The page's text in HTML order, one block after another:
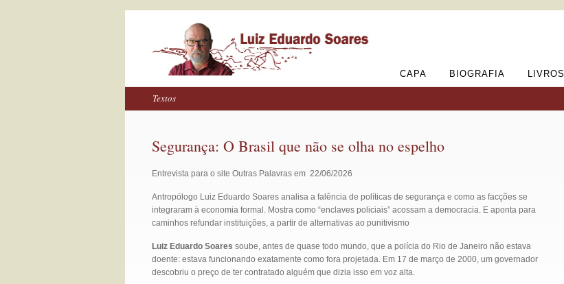
CAPA BIOGRAFIA LIVROS
Textos
Segurança: O Brasil que não se olha no espelho
Entrevista para o site Outras Palavras em 22/06/2026
Antropólogo Luiz Eduardo Soares analisa a falência de políticas de segurança e como as facções se
integraram à economia formal. Mostra como “enclaves policiais” acossam a democracia. E aponta para
caminhos refundar instituições, a partir de alternativas ao punitivismo
Luiz Eduardo Soares soube, antes de quase todo mundo, que a polícia do Rio de Janeiro não estava
doente: estava funcionando exatamente como fora projetada. Em 17 de março de 2000, um governador
descobriu o preço de ter contratado alguém que dizia isso em voz alta.